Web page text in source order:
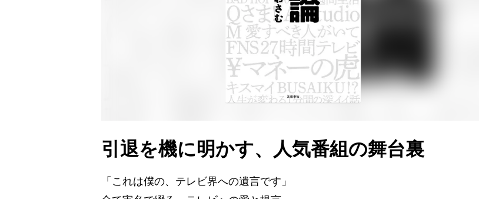
引退を機に明かす、人気番組の舞台裏
「これは僕の、テレビ界への遺言です」